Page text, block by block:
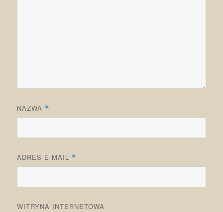
NAZWA *
ADRES E-MAIL *
WITRYNA INTERNETOWA